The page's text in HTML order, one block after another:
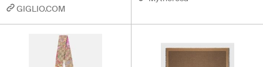
GIGLIO.COM